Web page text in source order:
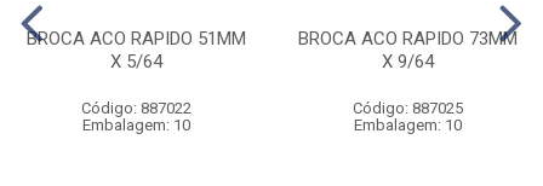
BROCA ACO RAPIDO 51MM
X 5/64
Código: 887022
Embalagem: 10
BROCA ACO RAPIDO 73MM
X 9/64
Código: 887025
Embalagem: 10